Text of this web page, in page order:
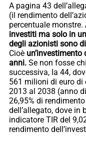
A pagina 43
(il rendimento
percentuale monstre.
investiti ma solo in
degli azionisti sono
Cioè
anni. Se non fosse
successiva, la 44,
561 milioni di euro
2013 al 2038 (anno
26,95% di
dell’allegato, dove in
indicatore TIR del
rendimento